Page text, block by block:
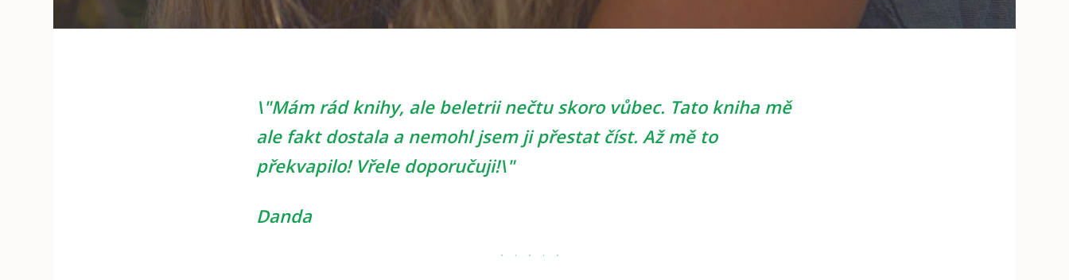
\"Mám rád knihy, ale beletrii nečtu skoro vůbec. Tato kniha mě
ale fakt dostala a nemohl jsem ji přestat číst. Až mě to
překvapilo! Vřele doporučuji!\"
Danda